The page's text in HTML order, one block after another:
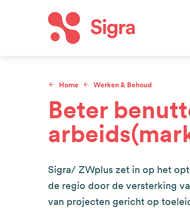
Kruimelpad
Home Werken & Behoud
Beter
Sigra/ ZWplus zet in op het
de regio door de versterking
van projecten gericht op